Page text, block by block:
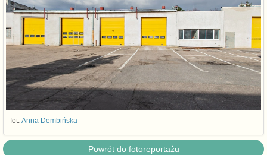
fot. Anna Dembińska
Powrót do fotoreportażu